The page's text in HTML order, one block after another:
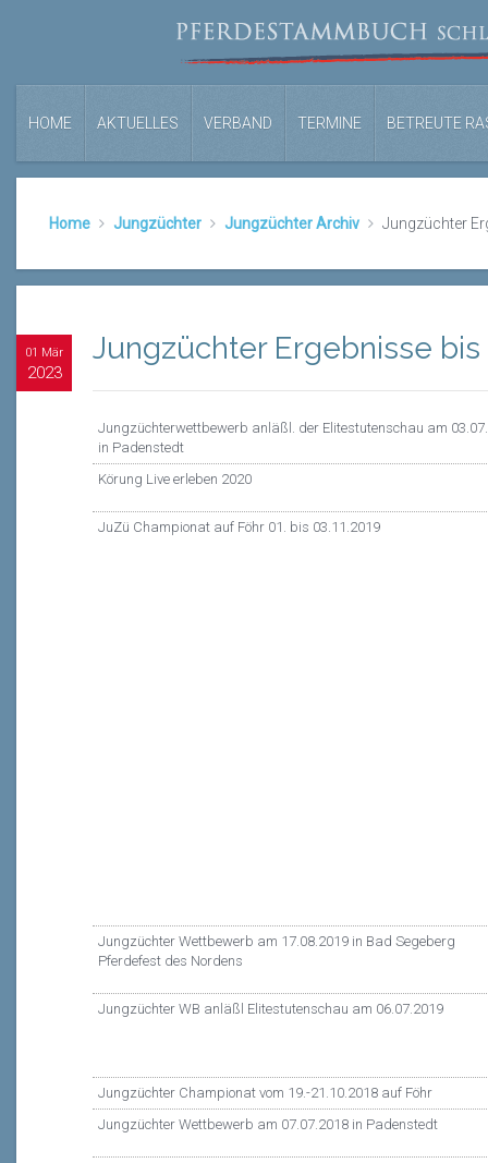
HOME AKTUELLES VERBAND TERMINE BETREUTE
Home Jungzüchter Jungzüchter Archiv Jungzüchter
01 Mär
2023
Jungzüchter Ergebnisse bis
Jungzüchterwettbewerb anläßl. der Elitestutenschau am
in Padenstedt
Körung Live erleben 2020
JuZü Championat auf Föhr 01. bis 03.11.2019
Jungzüchter Wettbewerb am 17.08.2019 in Bad Segeberg
Pferdefest des Nordens
Jungzüchter WB anläßl Elitestutenschau am 06.07.2019
Jungzüchter Championat vom 19.-21.10.2018 auf Föhr
Jungzüchter Wettbewerb am 07.07.2018 in Padenstedt